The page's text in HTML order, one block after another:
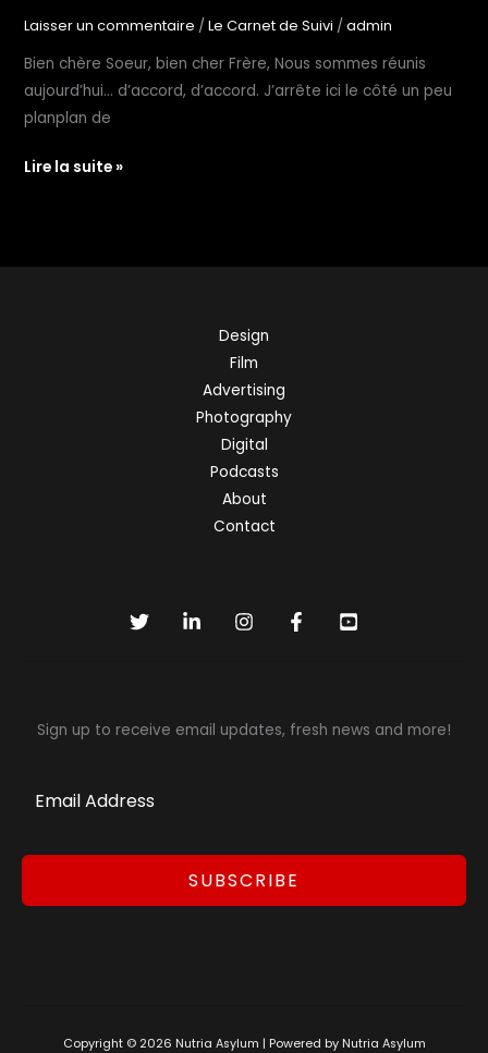
Laisser un commentaire /Le Carnet de Suivi /admin
Bien chère Soeur, bien cher Frère, Nous sommes réunis
aujourd’hui… d’accord, d’accord. J’arrête ici le côté un peu
planplan de
C’est
Lire la suite »
Design
Film
Advertising
Photography
Digital
Podcasts
About
Contact
Sign up to receive email updates, fresh news and more!
SUBSCRIBE
Copyright © 2026 Nutria Asylum | Powered by Nutria Asylum